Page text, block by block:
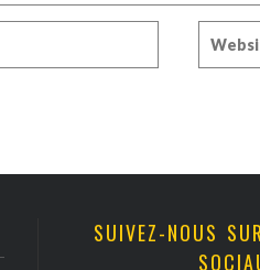
SUIVEZ-NOUS